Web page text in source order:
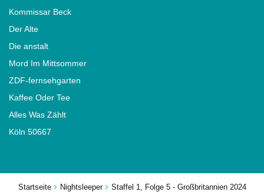
Startseite Nightsleeper Staffel 1, Folge 5 - Großbritannien 2024
Kommissar Beck
Der Alte
Die anstalt
Mord Im Mittsommer
ZDF-fernsehgarten
Kaffee Oder Tee
Alles Was Zählt
Köln 50667